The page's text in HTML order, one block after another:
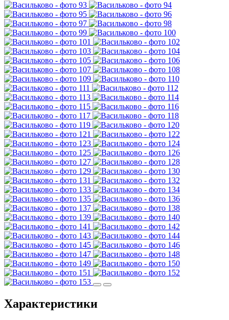
Характеристики